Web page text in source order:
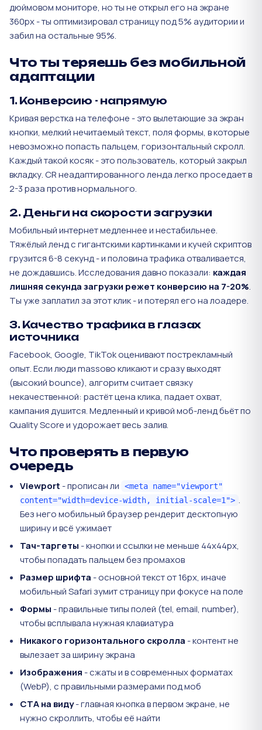
дюймовом мониторе, но ты не открыл его на экране
360px - ты оптимизировал страницу под 5% аудитории и
забил на остальные 95%.
Что ты теряешь без мобильной
адаптации
1. Конверсию - напрямую
Кривая верстка на телефоне - это вылетающие за экран
кнопки, мелкий нечитаемый текст, поля формы, в которые
невозможно попасть пальцем, горизонтальный скролл.
Каждый такой косяк - это пользователь, который закрыл
вкладку. CR неадаптированного ленда легко проседает в
2-3 раза против нормального.
2. Деньги на скорости загрузки
Мобильный интернет медленнее и нестабильнее.
Тяжёлый ленд с гигантскими картинками и кучей скриптов
грузится 6-8 секунд - и половина трафика отваливается,
не дождавшись. Исследования давно показали: каждая
лишняя секунда загрузки режет конверсию на 7-20%.
Ты уже заплатил за этот клик - и потерял его на лоадере.
3. Качество трафика в глазах
источника
Facebook, Google, TikTok оценивают пострекламный
опыт. Если люди massово кликают и сразу выходят
(высокий bounce), алгоритм считает связку
некачественной: растёт цена клика, падает охват,
кампания душится. Медленный и кривой моб-ленд бьёт по
Quality Score и удорожает весь залив.
Что проверять в первую
очередь
Viewport - прописан ли
<meta name="viewport"
content="width=device-width, initial-scale=1"> .
Без него мобильный браузер рендерит десктопную
ширину и всё ужимает
Тач-таргеты - кнопки и ссылки не меньше 44x44px,
чтобы попадать пальцем без промахов
Размер шрифта - основной текст от 16px, иначе
мобильный Safari зумит страницу при фокусе на поле
Формы - правильные типы полей (tel, email, number),
чтобы всплывала нужная клавиатура
Никакого горизонтального скролла - контент не
вылезает за ширину экрана
Изображения - сжаты и в современных форматах
(WebP), с правильными размерами под моб
CTA на виду- главная кнопка в первом экране, не
нужно скроллить, чтобы её найти